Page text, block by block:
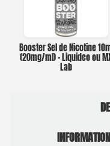
Booster Sel de Nicotine
(20mg/ml) – Liquideo ou
Lab